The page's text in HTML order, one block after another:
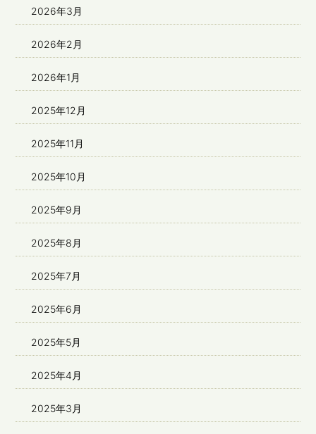
2026年3月
2026年2月
2026年1月
2025年12月
2025年11月
2025年10月
2025年9月
2025年8月
2025年7月
2025年6月
2025年5月
2025年4月
2025年3月